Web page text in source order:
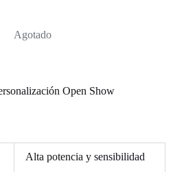
Agotado
Open Show
Alta potencia y sensibilidad